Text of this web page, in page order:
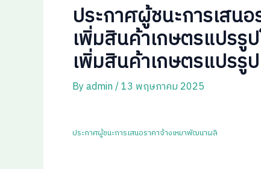
ประกาศผู้ชนะการเส
เพิ่มสินค้าเกษตรแปร
เพิ่มสินค้าเกษตรแปรรูป
Byadmin/13 พฤษภาคม 2025
ประกาศผู้ชนะการเสนอราคาจ้างเหมาพัฒนาผลิ